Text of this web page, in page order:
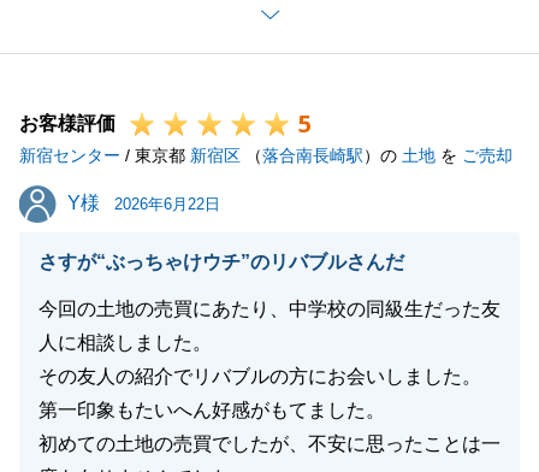
併せてお礼申し上げます。
今後も何かあればしっかりサポートさせていただきま
引き続き何卒よろしくお願いいたします。
お客様評価 5
新宿センター / 東京都 新宿区 （落合南長崎駅）の 土地 を ご売却
Y様
Y様 2026年6月22日
さすが“ぶっちゃけウチ”のリバブルさんだ
今回の土地の売買にあたり、中学校の同級生だった友
人に相談しました。
その友人の紹介でリバブルの方にお会いしました。
第一印象もたいへん好感がもてました。
初めての土地の売買でしたが、不安に思ったことは一